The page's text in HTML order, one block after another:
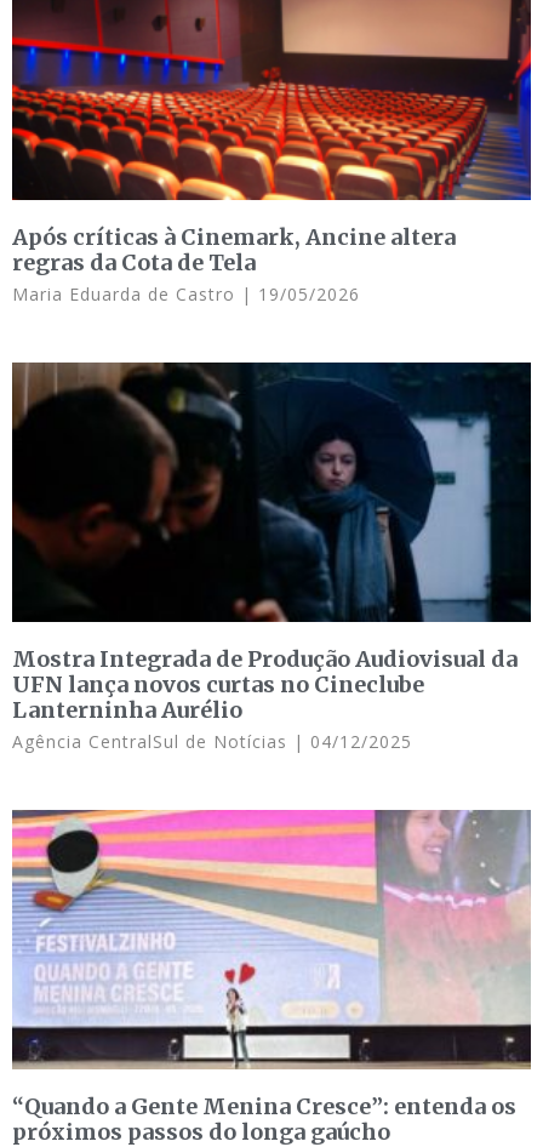
Após críticas à Cinemark, Ancine altera
regras da Cota de Tela
Maria Eduarda de Castro 19/05/2026
Mostra Integrada de Produção Audiovisual da
UFN lança novos curtas no Cineclube
Lanterninha Aurélio
Agência CentralSul de Notícias 04/12/2025
“Quando a Gente Menina Cresce”: entenda os
próximos passos do longa gaúcho